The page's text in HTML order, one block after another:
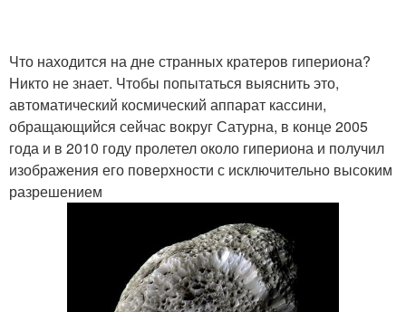
Что находится на дне странных кратеров гипериона?
Никто не знает. Чтобы попытаться выяснить это,
автоматический космический аппарат кассини,
обращающийся сейчас вокруг Сатурна, в конце 2005
года и в 2010 году пролетел около гипериона и получил
изображения его поверхности с исключительно высоким
разрешением